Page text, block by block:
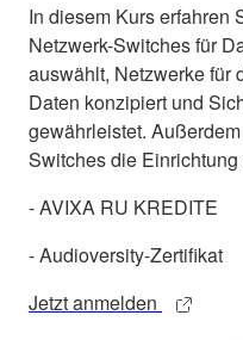
In diesem Kurs erfahren
Netzwerk-Switches für
auswählt, Netzwerke für
Daten konzipiert und
gewährleistet.
Switches die
- AVIXA RU KREDITE
- Audioversity-Zertifikat
Jetzt anmelden